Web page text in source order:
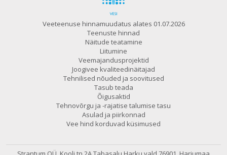
Veeteenuse hinnamuudatus alates 01.07.2026
Teenuste hinnad
Näitude teatamine
Liitumine
Veemajandusprojektid
Joogivee kvaliteedinäitajad
Tehnilised nõuded ja soovitused
Tasub teada
Õigusaktid
Tehnovõrgu ja -rajatise talumise tasu
Asulad ja piirkonnad
Vee hind korduvad küsimused